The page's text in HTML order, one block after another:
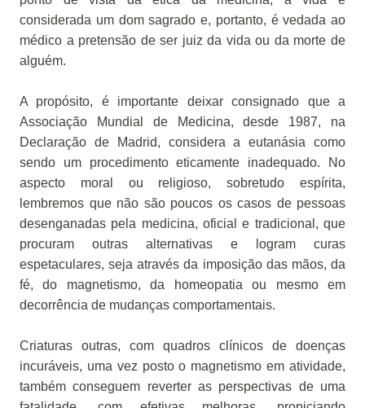
considerada um dom sagrado e, portanto, é vedada ao
médico a pretensão de ser juiz da vida ou da morte de
alguém.
A propósito, é importante deixar consignado que a
Associação Mundial de Medicina, desde 1987, na
Declaração de Madrid, considera a eutanásia como
sendo um procedimento eticamente inadequado. No
aspecto moral ou religioso, sobretudo espírita,
lembremos que não são poucos os casos de pessoas
desenganadas pela medicina, oficial e tradicional, que
procuram outras alternativas e logram curas
espetaculares, seja através da imposição das mãos, da
fé, do magnetismo, da homeopatia ou mesmo em
decorrência de mudanças comportamentais.
Criaturas outras, com quadros clínicos de doenças
incuráveis, uma vez posto o magnetismo em atividade,
também conseguem reverter as perspectivas de uma